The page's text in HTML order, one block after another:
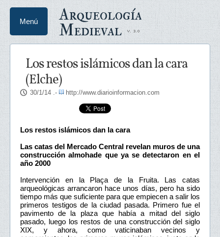
Arqueología
Medieval
Menú
Los restos islámicos dan la cara
(Elche)
30/1/14 .- http://www.diarioinformacion.com
Los restos islámicos dan la cara
Las catas del Mercado Central revelan muros de una
construcción almohade que ya se detectaron en el
año 2000
Intervención en la Plaça de la Fruita. Las catas
arqueológicas arrancaron hace unos días, pero ha sido
tiempo más que suficiente para que empiecen a salir los
primeros testigos de la ciudad pasada. Primero fue el
pavimento de la plaza que había a mitad del siglo
pasado, luego los restos de una construcción del siglo
XIX, y ahora, como vaticinaban vecinos y